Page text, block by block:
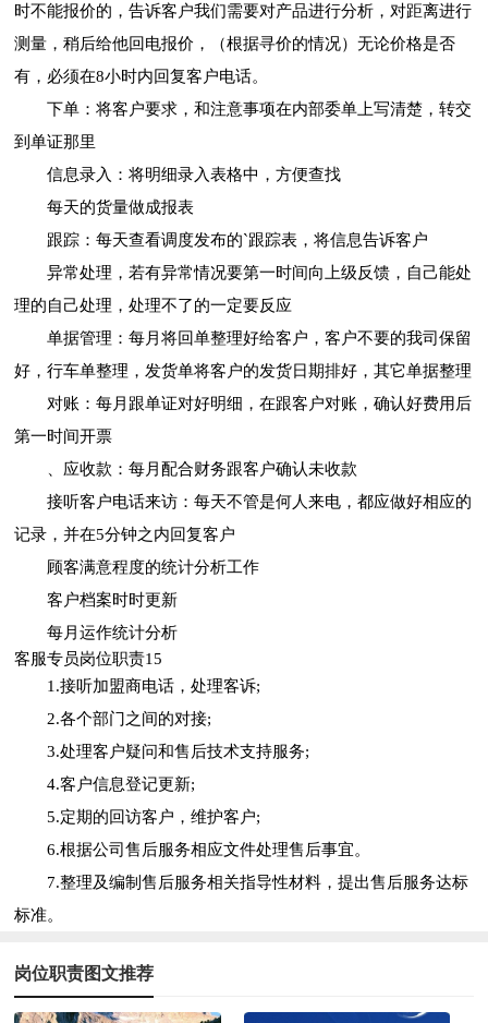
时不能报价的，告诉客户我们需要对产品进行分析，对距离进行
测量，稍后给他回电报价，（根据寻价的情况）无论价格是否
有，必须在8小时内回复客户电话。
下单：将客户要求，和注意事项在内部委单上写清楚，转交
到单证那里
信息录入：将明细录入表格中，方便查找
每天的货量做成报表
跟踪：每天查看调度发布的`跟踪表，将信息告诉客户
异常处理，若有异常情况要第一时间向上级反馈，自己能处
理的自己处理，处理不了的一定要反应
单据管理：每月将回单整理好给客户，客户不要的我司保留
好，行车单整理，发货单将客户的发货日期排好，其它单据整理
对账：每月跟单证对好明细，在跟客户对账，确认好费用后
第一时间开票
、应收款：每月配合财务跟客户确认未收款
接听客户电话来访：每天不管是何人来电，都应做好相应的
记录，并在5分钟之内回复客户
顾客满意程度的统计分析工作
客户档案时时更新
每月运作统计分析
客服专员岗位职责15
1.接听加盟商电话，处理客诉;
2.各个部门之间的对接;
3.处理客户疑问和售后技术支持服务;
4.客户信息登记更新;
5.定期的回访客户，维护客户;
6.根据公司售后服务相应文件处理售后事宜。
7.整理及编制售后服务相关指导性材料，提出售后服务达标
标准。
岗位职责图文推荐